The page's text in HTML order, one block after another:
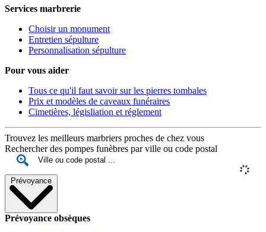
Services marbrerie
Choisir un monument
Entretien sépulture
Personnalisation sépulture
Pour vous aider
Tous ce qu'il faut savoir sur les pierres tombales
Prix et modèles de caveaux funéraires
Cimetières, législiation et réglement
Trouvez les meilleurs marbriers proches de chez vous
Rechercher des pompes funèbres par ville ou code postal
Prévoyance
Prévoyance obsèques